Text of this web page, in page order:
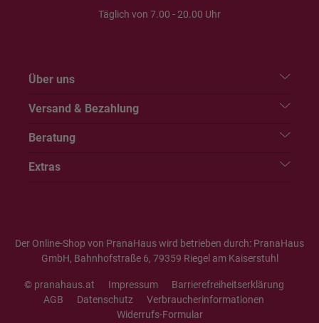
Täglich von 7.00 - 20.00 Uhr
Über uns
Versand & Bezahlung
Beratung
Extras
Der Online-Shop von PranaHaus wird betrieben durch: PranaHaus
GmbH, Bahnhofstraße 6, 79359 Riegel am Kaiserstuhl
© pranahaus.at Impressum
Barrierefreiheitserklärung
AGB
Datenschutz
Verbraucherinformationen
Widerrufs-Formular